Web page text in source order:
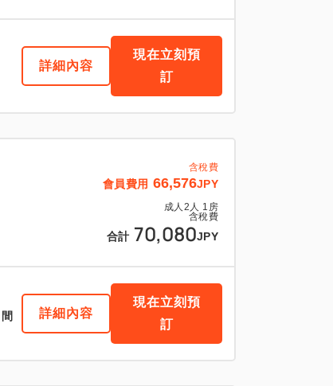
詳細內容
現在立刻預
訂
含稅費
會員費用 66,576JPY
成人 2 人 1 房
含稅費
合計 70,080JPY
間 詳細內容
現在立刻預
訂